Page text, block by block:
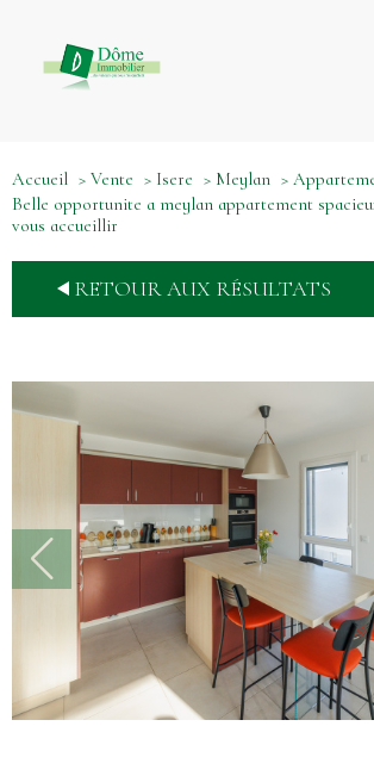
Accueil Vente Isere Meylan
Belle opportunite a meylan appartement
vous accueillir
RETOUR AUX RÉSULTATS